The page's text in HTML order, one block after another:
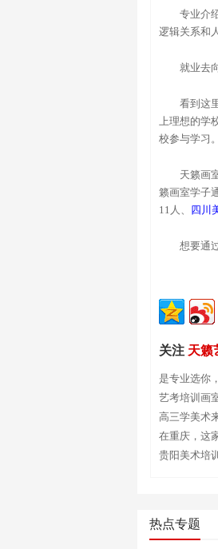
专业介
逻辑关系和
就业去
看到这
上理想的学
校参与学习。
天籁画
籁画室学子
11人、 四川
想要通
关注 天籁
是专业选你
艺考培训画
高三学美术
在重庆，这
贵阳美术培
热点专题